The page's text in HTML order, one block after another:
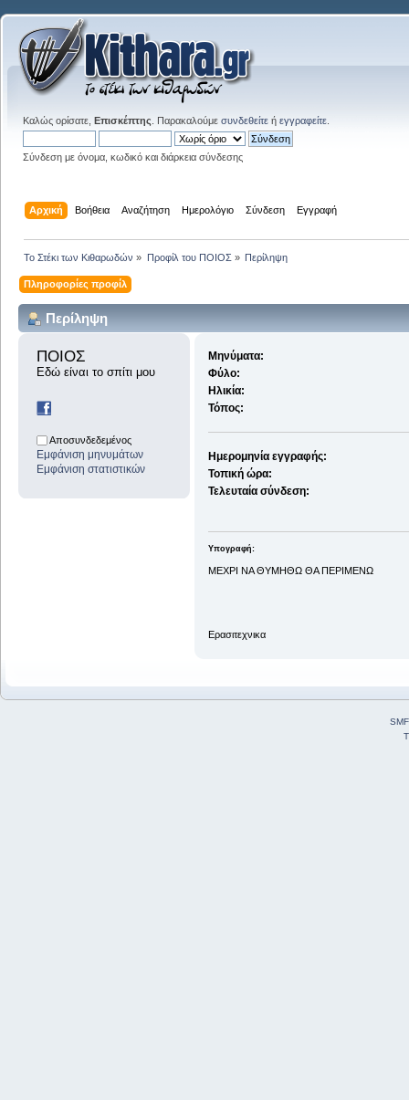
Καλώς ορίσατε, Επισκέπτης . Παρακαλούμε συνδεθείτε ή εγγραφείτε
Σύνδεση με όνομα, κωδικό και διάρκεια σύνδεσης
Αρχική Βοήθεια Αναζήτηση Ημερολόγιο Σύνδεση Εγγραφή
Το Στέκι των Κιθαρωδών » Προφίλ του ΠΟΙΟΣ » Περίληψη
Πληροφορίες προφίλ
Περίληψη
ΠΟΙΟΣ
Εδώ είναι το σπίτι μου
Αποσυνδεδεμένος
Εμφάνιση μηνυμάτων
Εμφάνιση στατιστικών
Μηνύματα:
Φύλο:
Ηλικία:
Τόπος:
Ημερομηνία εγγραφής:
Τοπική ώρα:
Τελευταία σύνδεση:
Υπογραφή:
ΜΕΧΡΙ ΝΑ ΘΥΜHΘΩ ΘΑ ΠΕΡΙΜΕΝΩ
Ερασιτεχνικα